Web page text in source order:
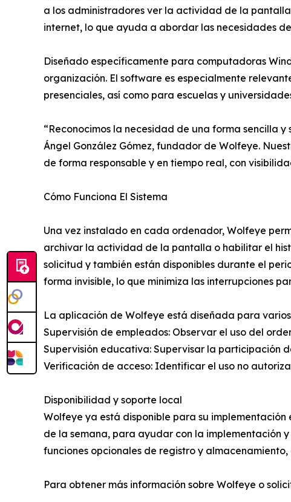
a los administradores ver la actividad de la
internet, lo que ayuda a abordar las necesidades
Diseñado específicamente para computadoras
organización. El software es especialmente
presenciales, así como para escuelas y
“Reconocimos la necesidad de una forma sencilla
Ángel González Gómez, fundador de Wolfeye.
de forma responsable y en tiempo real, con
Cómo Funciona El Sistema
Una vez instalado en cada ordenador, Wolfeye
archivar la actividad de la pantalla o habilitar el
solicitud y también están disponibles durante el
forma invisible, lo que minimiza las interrupciones
La aplicación de Wolfeye está diseñada para varios
Supervisión de empleados: Observar el uso del
Supervisión educativa: Supervisar la participación
Verificación de acceso: Identificar el uso no
Disponibilidad y soporte local
Wolfeye ya está disponible para su
de la semana, para ayudar con la implementación
funciones opcionales de registro y
Para obtener más información sobre Wolfeye o